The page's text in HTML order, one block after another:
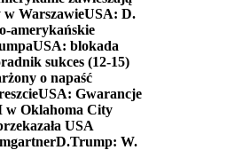
WarszawieUSA: D.
amerykańskie
USA: blokada
sukces (12-15)
o napaść
USA: Gwarancje
Oklahoma City
USA
D.Trump: W.